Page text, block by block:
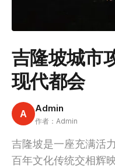
吉隆坡城市
现代都会
A Admin
作者：Admin
吉隆坡是一座充满活
百年文化传统交相辉